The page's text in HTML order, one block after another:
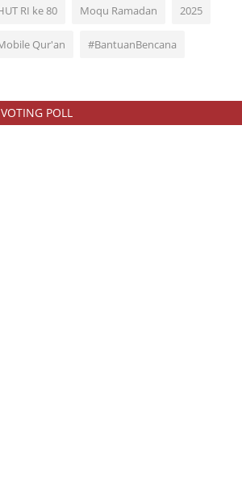
RI ke 80 Moqu Ramadan 2025
Qur'an #BantuanBencana
VOTING POLL